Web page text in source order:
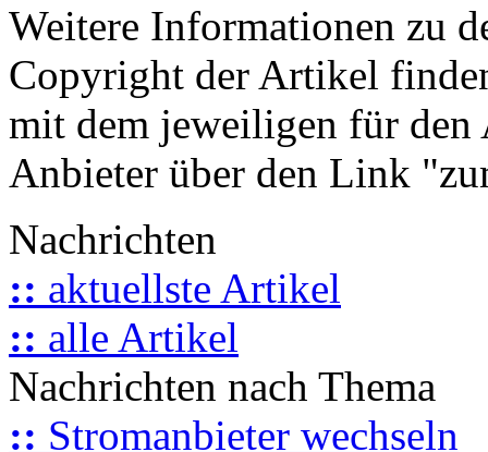
Weitere Informationen zu
Copyright der Artikel
mit dem jeweiligen für
Anbieter über den Link
Nachrichten
:: aktuellste Artikel
:: alle Artikel
Nachrichten nach Thema
:: Stromanbieter wechseln